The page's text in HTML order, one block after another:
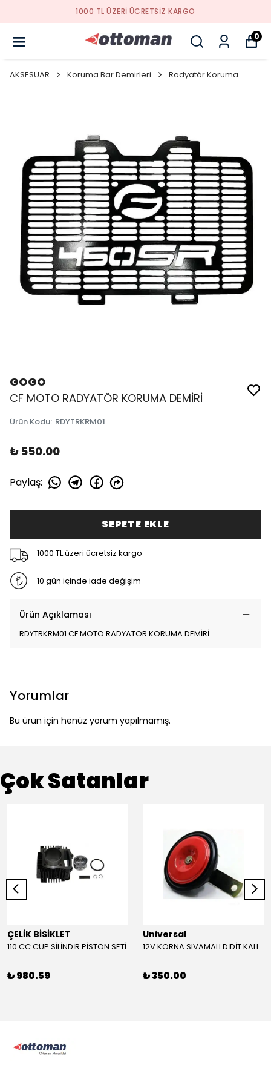
YENI SEZON ÜRÜNLER
0
AKSESUAR Koruma Bar Demirleri Radyatör Koruma
GOGO
CF MOTO RADYATÖR KORUMA DEMİRİ
Ürün Kodu: RDYTRKRM01
₺ 550.00
Paylaş:
SEPETE EKLE
1000 TL üzeri ücretsiz kargo
10 gün içinde iade değişim
Ürün Açıklaması
RDYTRKRM01 CF MOTO RADYATÖR KORUMA DEMİRİ
Yorumlar
Bu ürün için henüz yorum yapılmamış.
Çok Satanlar
ÇELİK BİSİKLET
110 CC CUP SİLİNDİR PİSTON SETİ
₺ 980.59
Universal
12V KORNA SIVAMALI DİDİT KALIN SESLİ (KIRMIZI)
₺ 350.00